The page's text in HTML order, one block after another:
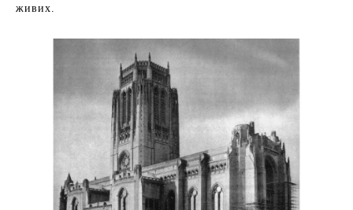
живих.